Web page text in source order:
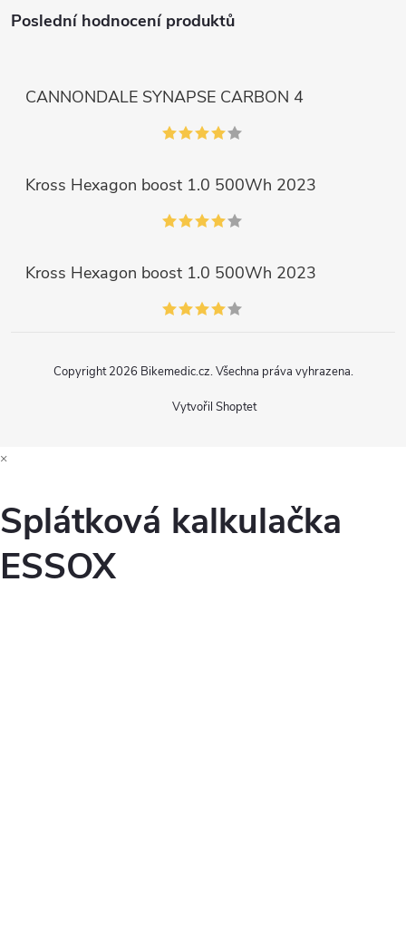
Poslední hodnocení produktů
CANNONDALE SYNAPSE CARBON 4
Kross Hexagon boost 1.0 500Wh 2023
Kross Hexagon boost 1.0 500Wh 2023
Vytvořil Shoptet
Copyright 2026 Bikemedic.cz. Všechna práva vyhrazena.
×
Splátková kalkulačka
ESSOX